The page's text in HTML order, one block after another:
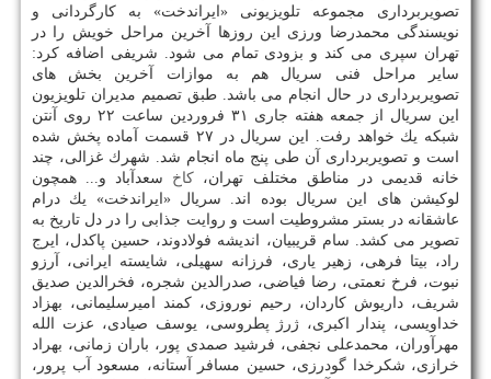
تصویربرداری مجموعه تلویزیونی «ایراندخت» به كارگردانی و
نویسندگی محمدرضا ورزی این روزها آخرین مراحل خویش را در
تهران سپری می كند و بزودی تمام می شود. شریفی اضافه كرد:
سایر مراحل فنی سریال هم به موازات آخرین بخش های
تصویربرداری در حال انجام می باشد. طبق تصمیم مدیران تلویزیون
این سریال از جمعه هفته جاری ۳۱ فروردین ساعت ۲۲ روی آنتن
شبكه یك خواهد رفت. این سریال در ۲۷ قسمت آماده پخش شده
است و تصویربرداری آن طی پنج ماه انجام شد. شهرك غزالی، چند
خانه قدیمی در مناطق مختلف تهران، كاخ سعدآباد و... همچون
لوكیشن های این سریال بوده اند. سریال «ایراندخت» یك درام
عاشقانه در بستر مشروطیت است و روایت جذابی را در دل تاریخ به
تصویر می كشد. سام قریبیان، اندیشه فولادوند، حسین پاكدل، ایرج
راد، بیتا فرهی، زهیر یاری، فرزانه سهیلی، شایسته ایرانی، آرزو
نبوت، فرخ نعمتی، رضا فیاضی، صدرالدین شجره، فخرالدین صدیق
شریف، داریوش كاردان، رحیم نوروزی، كمند امیرسلیمانی، بهزاد
خداویسی، پندار اكبری، ژرژ پطروسی، یوسف صیادی، عزت الله
مهرآوران، محمدعلی نجفی، فرشید صمدی پور، باران زمانی، بهراد
خرازی، شكرخدا گودرزی، حسین مسافر آستانه، مسعود آب پرور،